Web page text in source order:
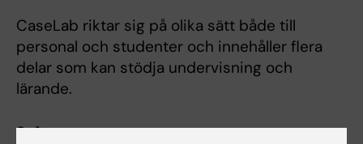
CaseLab riktar sig på olika sätt både till
personal och studenter och innehåller flera
delar som kan stödja undervisning och
lärande.
Syfte